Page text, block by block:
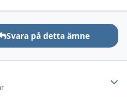
Svara på detta ämne